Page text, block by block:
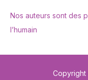
Nos auteurs sont des
l’humain